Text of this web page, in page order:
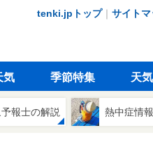
tenki.jpトップ｜ サイトマ
気 季節特集 天
報士の解説 熱中症情報